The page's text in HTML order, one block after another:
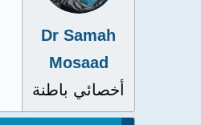
Dr Samah
Mosaad
أخصائي باطنة